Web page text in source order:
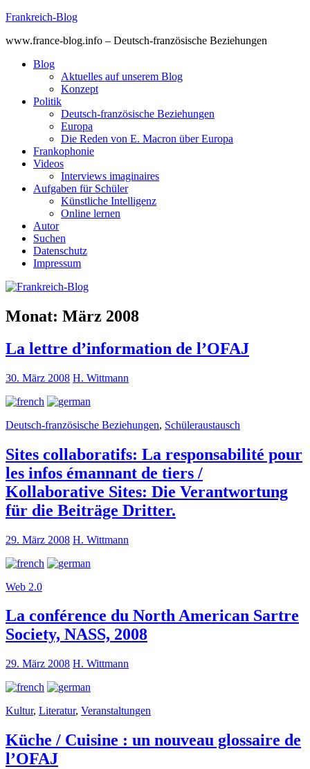
Skip
content
Frankreich-Blog
www.france-blog.info – Deutsch-französische Beziehungen
Blog
Aktuelles auf unserem Blog
Konzept
Politik
Deutsch-französische Beziehungen
Europa
Die Reden von E. Macron über Europa
Frankophonie
Videos
Interviews imaginaires
Aufgaben für Schüler
Künstliche Intelligenz
Online lernen
Autor
Suchen
Datenschutz
Impressum
Monat: März 2008
La lettre d’information de l’OFAJ
30. März 2008 H. Wittmann
Deutsch-französische Beziehungen, Schüleraustausch
Sites collaboratifs: La responsabilité pour
les infos émannant de tiers /
Kollaborative Sites: Die Verantwortung
für die Beiträge Dritter.
29. März 2008 H. Wittmann
Web 2.0
La conférence du North American Sartre
Society, NASS, 2008
29. März 2008 H. Wittmann
Kultur, Literatur, Veranstaltungen
Küche / Cuisine : un nouveau glossaire de
l’OFAJ